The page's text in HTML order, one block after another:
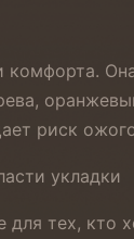
риск
укладки
тех,